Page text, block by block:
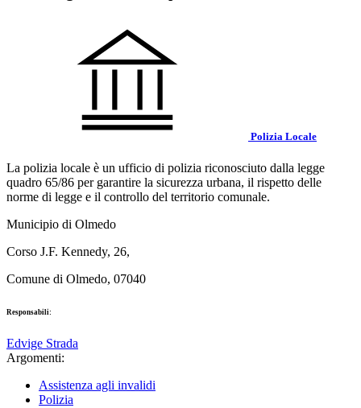
Polizia Locale
La polizia locale è un ufficio di polizia riconosciuto dalla legge
quadro 65/86 per garantire la sicurezza urbana, il rispetto delle
norme di legge e il controllo del territorio comunale.
Municipio di Olmedo
Corso J.F. Kennedy, 26,
Comune di Olmedo, 07040
Responsabili:
Edvige Strada
Argomenti:
Assistenza agli invalidi
Polizia